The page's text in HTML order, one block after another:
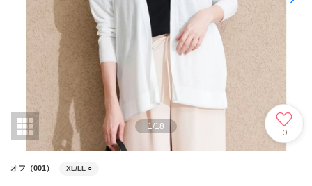
1 /18
0
オフ（001） XL/LL ○